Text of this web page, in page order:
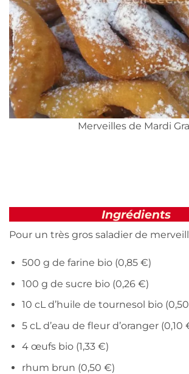
Merveilles de Mardi
Ingrédients
Pour un très gros saladier de
500 g de farine bio (0,85 €)
100 g de sucre bio (0,26 €)
10 cL d’huile de tournesol bio
5 cL d’eau de fleur d’oranger (0,10
4 œufs bio (1,33 €)
rhum brun (0,50 €)